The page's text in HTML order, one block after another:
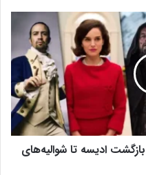
فیلم‌های تاریخی 2024 ار بازگشت ادیسه تا شوالیه‌های